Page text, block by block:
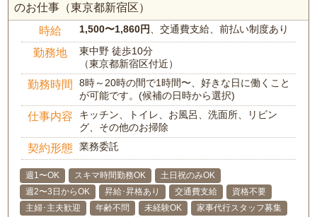
のお仕事（東京都新宿区）
時給 1,500〜1,860円 、交通費支給、前払い制度あり
勤務地
東中野 徒歩10分
（東京都新宿区付近）
勤務時間
8時～20時の間で1時間〜、好きな日に働くこと
が可能です。(候補の日時から選択)
仕事内容
キッチン、トイレ、お風呂、洗面所、リビン
グ、その他のお掃除
契約形態 業務委託
週1〜OK スキマ時間勤務OK
土日祝のみOK
週2〜3日からOK
昇給･昇格あり 交通費支給
資格不要
主婦･主夫歓迎
年齢不問 未経験OK
家事代行スタッフ募集